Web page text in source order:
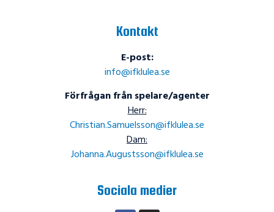
Kontakt
E-post:
info@ifklulea.se
Förfrågan från spelare/agenter
Herr:
Christian.Samuelsson@ifklulea.se
Dam:
Johanna.Augustsson@ifklulea.se
Sociala medier